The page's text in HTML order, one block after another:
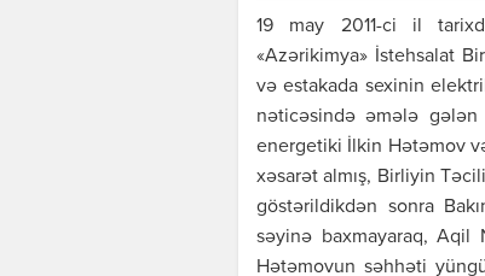
19 may 2011-ci il
«Azərikimya» İstehsalat
və estakada sexinin
nəticəsində əmələ
energetiki İlkin Hətəmov
xəsarət almış, Birliyin
göstərildikdən sonra
səyinə baxmayaraq, Aqil
Hətəmovun səhhəti